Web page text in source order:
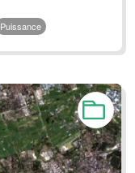
Puissance